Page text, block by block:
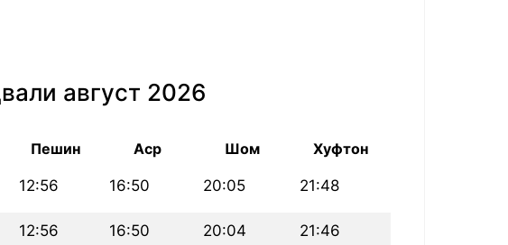
август 2026
Пешин Аср Шом Хуфтон
12:56 16:50 20:05 21:48
12:56 16:50 20:04 21:46